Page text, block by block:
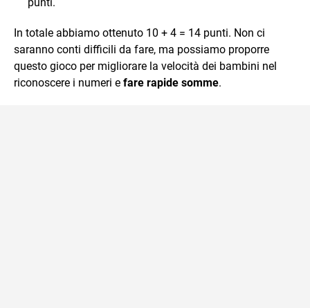
In totale abbiamo ottenuto 10 + 4 = 14 punti. Non ci
saranno conti difficili da fare, ma possiamo proporre
questo gioco per migliorare la velocità dei bambini nel
riconoscere i numeri e fare rapide somme.